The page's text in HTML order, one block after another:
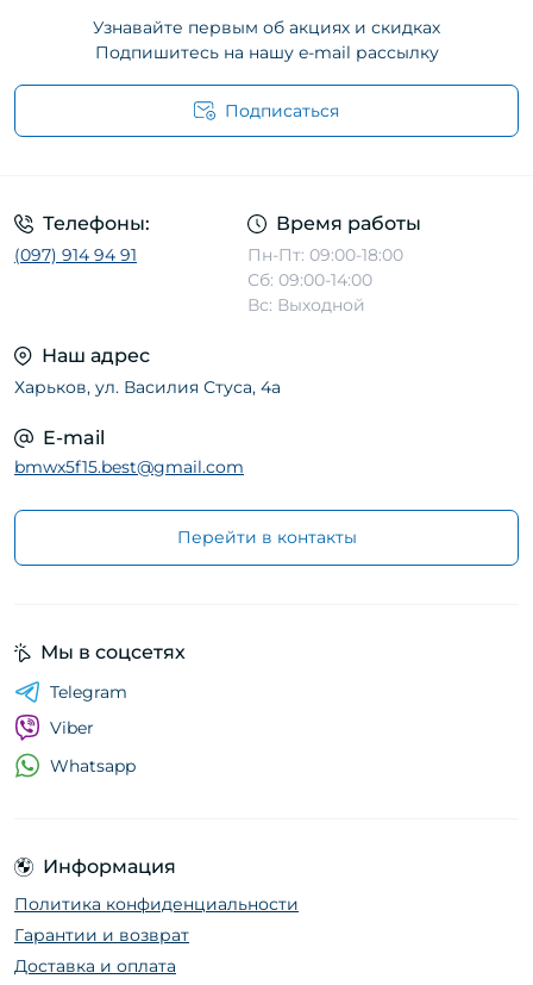
Узнавайте первым об акциях и скидках
Подпишитесь на нашу e-mail рассылку
Подписаться
Телефоны:
(097) 914 94 91
Время работы
Пн-Пт: 09:00-18:00
Сб: 09:00-14:00
Вс: Выходной
Наш адрес
Харьков, ул. Василия Стуса, 4а
E-mail
bmwx5f15.best@gmail.com
Перейти в контакты
Информация
Политика конфиденциальности
Гарантии и возврат
Доставка и оплата
Мы в соцсетях
Telegram
Viber
Whatsapp